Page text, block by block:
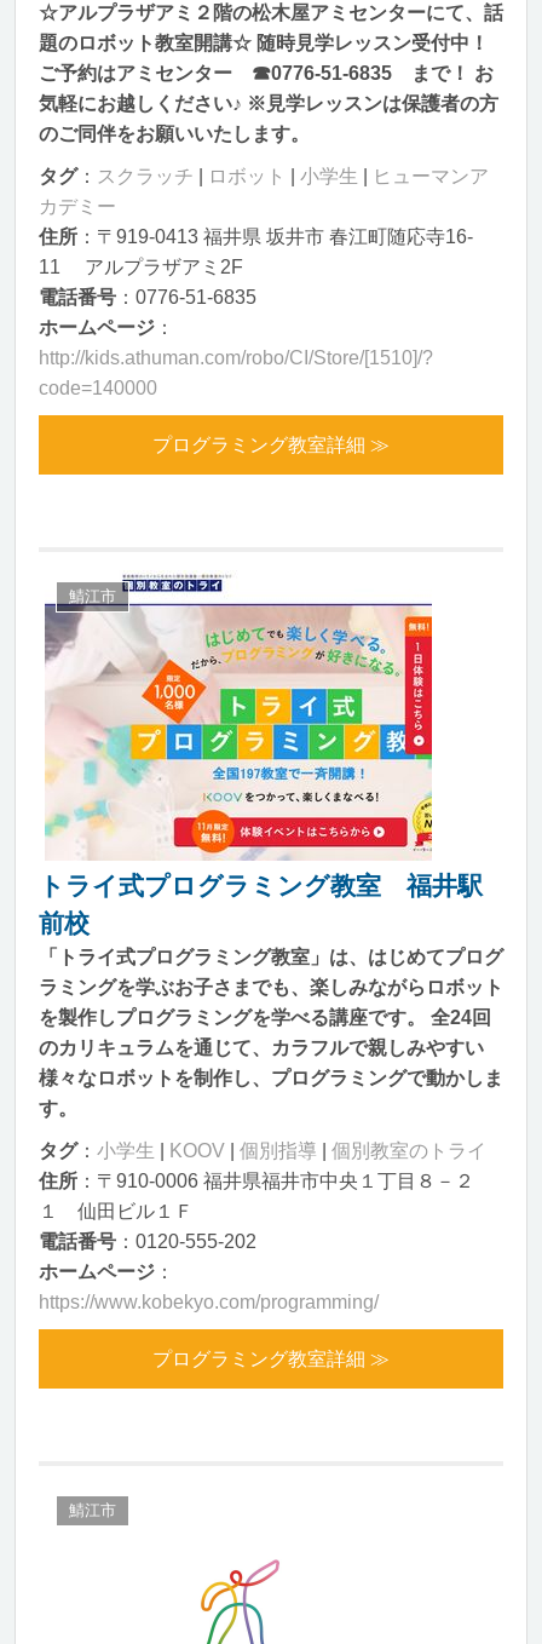
☆アルプラザアミ２階の松木屋アミセンターにて、話
題のロボット教室開講☆ 随時見学レッスン受付中！
ご予約はアミセンター ☎0776-51-6835 まで！ お
気軽にお越しください♪ ※見学レッスンは保護者の方
のご同伴をお願いいたします。
タグ： スクラッチ ロボット 小学生
ヒューマンア
カデミー
住所 ：〒919-0413 福井県 坂井市 春江町随応寺16-
11 アルプラザアミ2F
電話番号 ：0776-51-6835
ホームページ ：
http://kids.athuman.com/robo/CI/Store/[1510]/?
code=140000
プログラミング教室詳細 ≫
鯖江市
トライ式プログラミング教室 福井駅
前校
「トライ式プログラミング教室」は、はじめてプログ
ラミングを学ぶお子さまでも、楽しみながらロボット
を製作しプログラミングを学べる講座です。 全24回
のカリキュラムを通じて、カラフルで親しみやすい
様々なロボットを制作し、プログラミングで動かしま
す。
タグ： 小学生 KOOV 個別指導
個別教室のトライ
住所 ：〒910-0006 福井県福井市中央１丁目８－２
１ 仙田ビル１Ｆ
電話番号 ：0120-555-202
ホームページ ：
https://www.kobekyo.com/programming/
プログラミング教室詳細 ≫
鯖江市